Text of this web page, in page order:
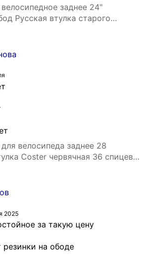
заднее 24"
Русская втулка старого
тормоз, 36 спиц 14G - 2мм.
велосипеда заднее 28
Coster червячная 36 спицевых
2025
за такую цену
резинки на ободе